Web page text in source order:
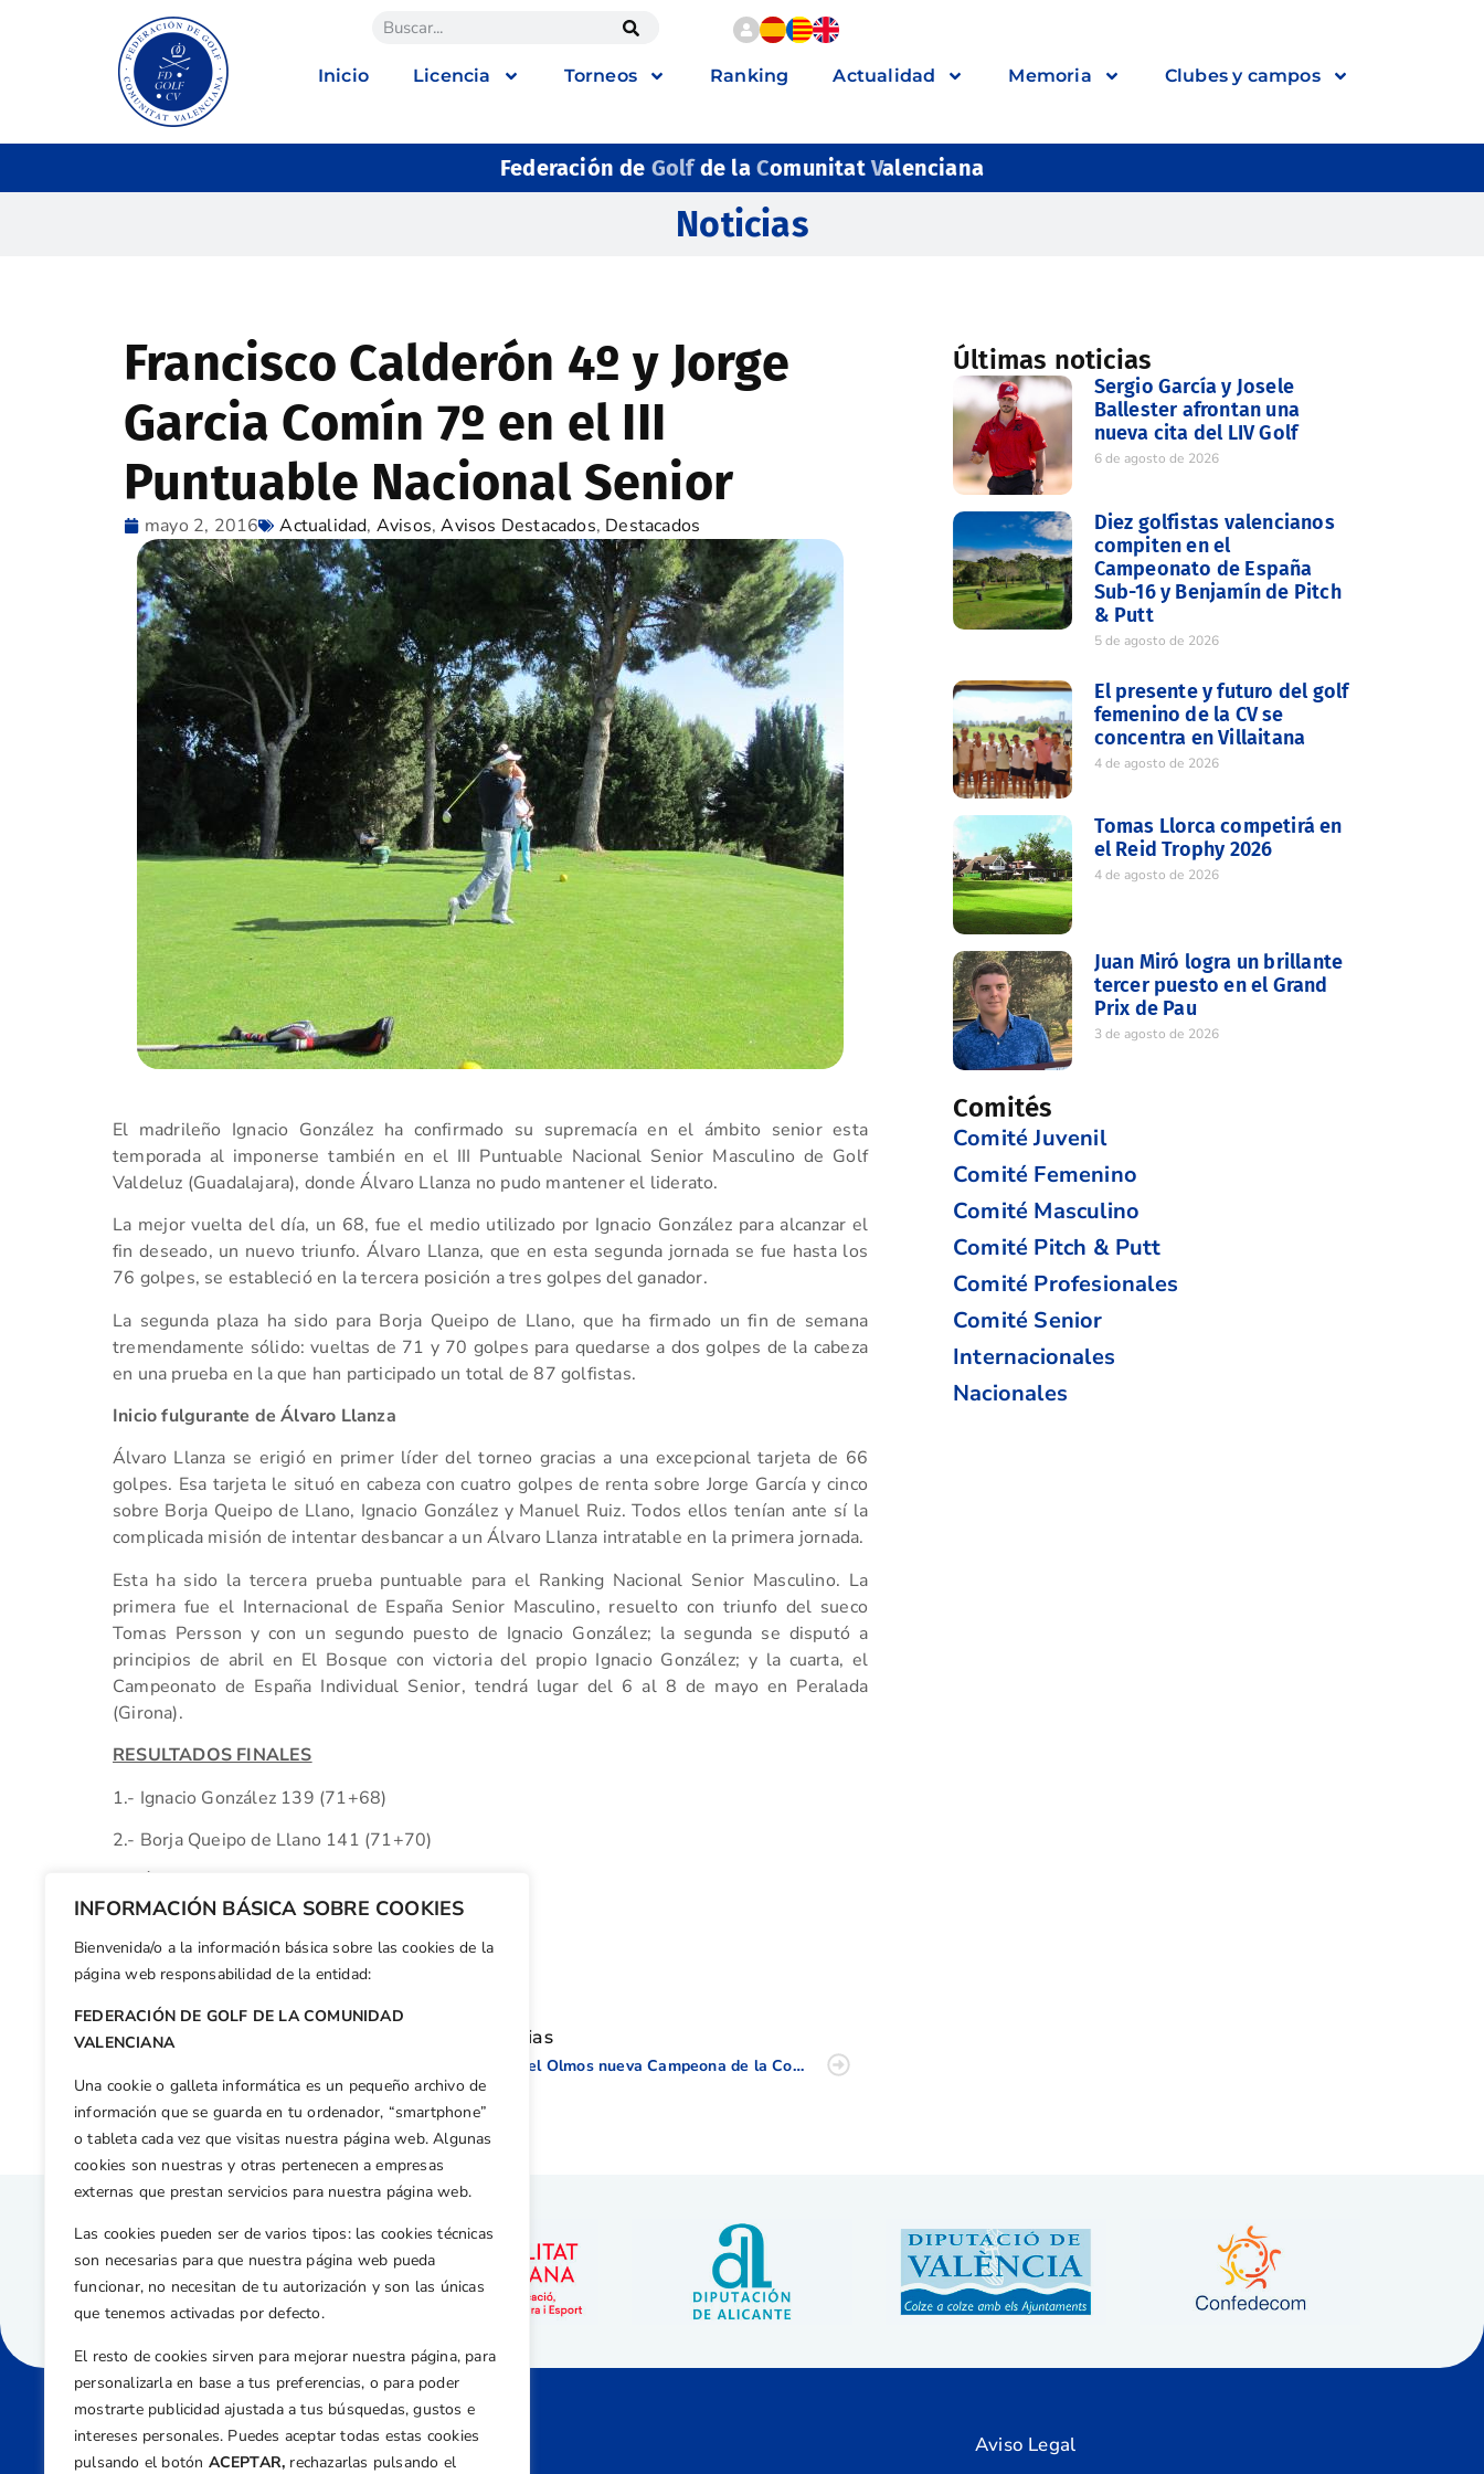
INFORMACIÓN BÁSICA SOBRE COOKIES
Bienvenida/o a la información básica sobre las cookies de la
página web responsabilidad de la entidad:
FEDERACIÓN DE GOLF DE LA COMUNIDAD
VALENCIANA
Una cookie o galleta informática es un pequeño archivo de
información que se guarda en tu ordenador, “smartphone”
o tableta cada vez que visitas nuestra página web. Algunas
cookies son nuestras y otras pertenecen a empresas
externas que prestan servicios para nuestra página web.
Las cookies pueden ser de varios tipos: las cookies técnicas
son necesarias para que nuestra página web pueda
funcionar, no necesitan de tu autorización y son las únicas
que tenemos activadas por defecto.
El resto de cookies sirven para mejorar nuestra página, para
personalizarla en base a tus preferencias, o para poder
mostrarte publicidad ajustada a tus búsquedas, gustos e
intereses personales. Puedes aceptar todas estas cookies
pulsando el botón ACEPTAR, rechazarlas pulsando el
Inicio Licencia Torneos Ranking Actualidad Memoria Clubes y campos
Federación de Golfde la ComunitatValenciana
Noticias
Francisco Calderón 4º y Jorge
Garcia Comín 7º en el III
Puntuable Nacional Senior
mayo 2, 2016 Actualidad, Avisos,Avisos Destacados, Destacados
El madrileño Ignacio González ha confirmado su supremacía en el ámbito senior esta
temporada al imponerse también en el III Puntuable Nacional Senior Masculino de Golf
Valdeluz (Guadalajara), donde Álvaro Llanza no pudo mantener el liderato.
La mejor vuelta del día, un 68, fue el medio utilizado por Ignacio González para alcanzar el
fin deseado, un nuevo triunfo. Álvaro Llanza, que en esta segunda jornada se fue hasta los
76 golpes, se estableció en la tercera posición a tres golpes del ganador.
La segunda plaza ha sido para Borja Queipo de Llano, que ha firmado un fin de semana
tremendamente sólido: vueltas de 71 y 70 golpes para quedarse a dos golpes de la cabeza
en una prueba en la que han participado un total de 87 golfistas.
Inicio fulgurante de Álvaro Llanza
Álvaro Llanza se erigió en primer líder del torneo gracias a una excepcional tarjeta de 66
golpes. Esa tarjeta le situó en cabeza con cuatro golpes de renta sobre Jorge García y cinco
sobre Borja Queipo de Llano, Ignacio González y Manuel Ruiz. Todos ellos tenían ante sí la
complicada misión de intentar desbancar a un Álvaro Llanza intratable en la primera jornada.
Esta ha sido la tercera prueba puntuable para el Ranking Nacional Senior Masculino. La
primera fue el Internacional de España Senior Masculino, resuelto con triunfo del sueco
Tomas Persson y con un segundo puesto de Ignacio González; la segunda se disputó a
principios de abril en El Bosque con victoria del propio Ignacio González; y la cuarta, el
Campeonato de España Individual Senior, tendrá lugar del 6 al 8 de mayo en Peralada
(Girona).
RESULTADOS FINALES
1.- Ignacio González 139 (71+68)
2.- Borja Queipo de Llano 141 (71+70)
4.- Francisco Calderon 146(73-73)
Facebook
X WhatsApp
LinkedIn
Email
Otras noticias
Raquel Olmos nueva Campeona de la Comunidad Valenciana, Almudena Blasco mejor valenciana
Últimas noticias
Sergio García y Josele
Ballester afrontan una
nueva cita del LIV Golf
6 de agosto de 2026
Diez golfistas valencianos
compiten en el
Campeonato de España
Sub-16 y Benjamín de Pitch
& Putt
5 de agosto de 2026
El presente y futuro del golf
femenino de la CV se
concentra en Villaitana
4 de agosto de 2026
Tomas Llorca competirá en
el Reid Trophy 2026
4 de agosto de 2026
Juan Miró logra un brillante
tercer puesto en el Grand
Prix de Pau
3 de agosto de 2026
Comités
Comité Juvenil
Comité Femenino
Comité Masculino
Comité Pitch & Putt
Comité Profesionales
Comité Senior
Internacionales
Nacionales
Aviso Legal